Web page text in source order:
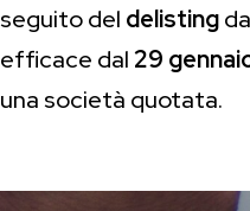
seguito del delisting
efficace dal29
una società quotata.